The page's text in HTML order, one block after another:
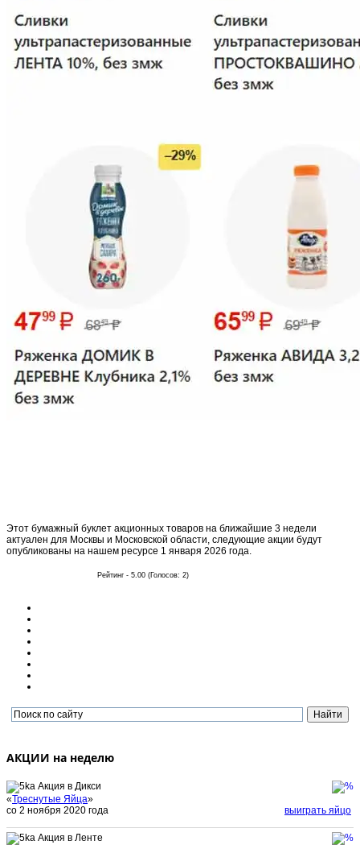
Этот бумажный буклет акционных товаров на ближайшие 3 недели
актуален для Москвы и Московской области, следующие акции будут
опубликованы на нашем ресурсе 1 января 2026 года.
Рейтинг - 5.00 (Голосов: 2)
АКЦИИ на неделю
Акция в Дикси
«Треснутые Яйца»
со 2 ноября 2020 года
выиграть яйцо
Акция в Ленте